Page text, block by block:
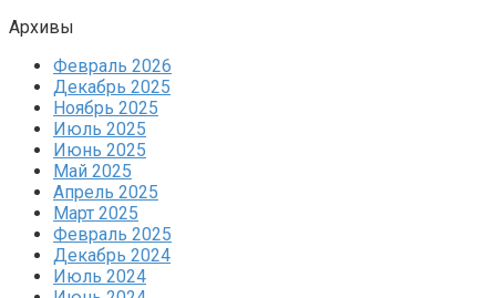
Архивы
Февраль 2026
Декабрь 2025
Ноябрь 2025
Июль 2025
Июнь 2025
Май 2025
Апрель 2025
Март 2025
Февраль 2025
Декабрь 2024
Июль 2024